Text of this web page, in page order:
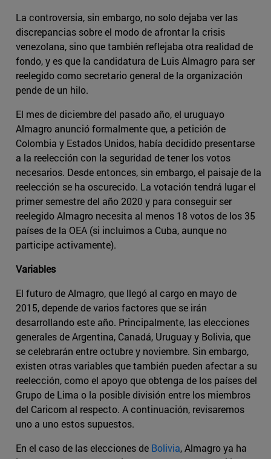
La controversia, sin embargo, no solo dejaba ver las
discrepancias sobre el modo de afrontar la crisis
venezolana, sino que también reflejaba otra realidad de
fondo, y es que la candidatura de Luis Almagro para ser
reelegido como secretario general de la organización
pende de un hilo.
El mes de diciembre del pasado año, el uruguayo
Almagro anunció formalmente que, a petición de
Colombia y Estados Unidos, había decidido presentarse
a la reelección con la seguridad de tener los votos
necesarios. Desde entonces, sin embargo, el paisaje de la
reelección se ha oscurecido. La votación tendrá lugar el
primer semestre del año 2020 y para conseguir ser
reelegido Almagro necesita al menos 18 votos de los 35
países de la OEA (si incluimos a Cuba, aunque no
participe activamente).
Variables
El futuro de Almagro, que llegó al cargo en mayo de
2015, depende de varios factores que se irán
desarrollando este año. Principalmente, las elecciones
generales de Argentina, Canadá, Uruguay y Bolivia, que
se celebrarán entre octubre y noviembre. Sin embargo,
existen otras variables que también pueden afectar a su
reelección, como el apoyo que obtenga de los países del
Grupo de Lima o la posible división entre los miembros
del Caricom al respecto. A continuación, revisaremos
uno a uno estos supuestos.
En el caso de las elecciones de Bolivia, Almagro ya ha